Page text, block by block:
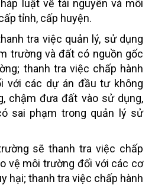
luật về tài nguyên và môi
tỉnh, cấp huyện.
tra việc quản lý, sử dụng
trường và đất có nguồn gốc
thanh tra việc chấp hành
với các dự án đầu tư không
chậm đưa đất vào sử dụng,
sai phạm trong quản lý sử
sẽ thanh tra việc chấp
vệ môi trường đối với các cơ
hại; thanh tra việc chấp hành